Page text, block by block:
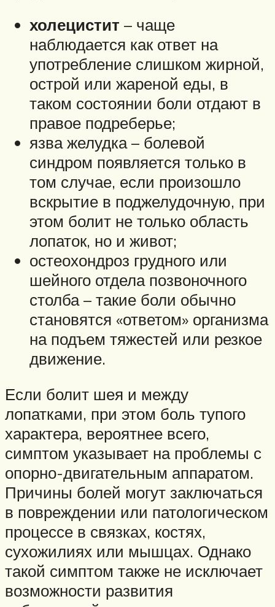
холецистит – чаще
наблюдается как ответ на
употребление слишком жирной,
острой или жареной еды, в
таком состоянии боли отдают в
правое подреберье;
язва желудка – болевой
синдром появляется только в
том случае, если произошло
вскрытие в поджелудочную, при
этом болит не только область
лопаток, но и живот;
остеохондроз грудного или
шейного отдела позвоночного
столба – такие боли обычно
становятся «ответом» организма
на подъем тяжестей или резкое
движение.
Если болит шея и между
лопатками, при этом боль тупого
характера, вероятнее всего,
симптом указывает на проблемы с
опорно-двигательным аппаратом.
Причины болей могут заключаться
в повреждении или патологическом
процессе в связках, костях,
сухожилиях или мышцах. Однако
такой симптом также не исключает
возможности развития